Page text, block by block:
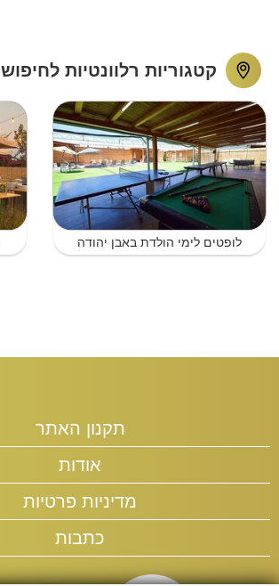
קטגוריות רלוונטיות לחיפוש
לופטים לימי הולדת באבן יהודה
תקנון האתר
אודות
מדיניות פרטיות
כתבות